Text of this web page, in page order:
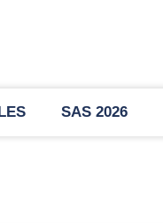
SAS 2026